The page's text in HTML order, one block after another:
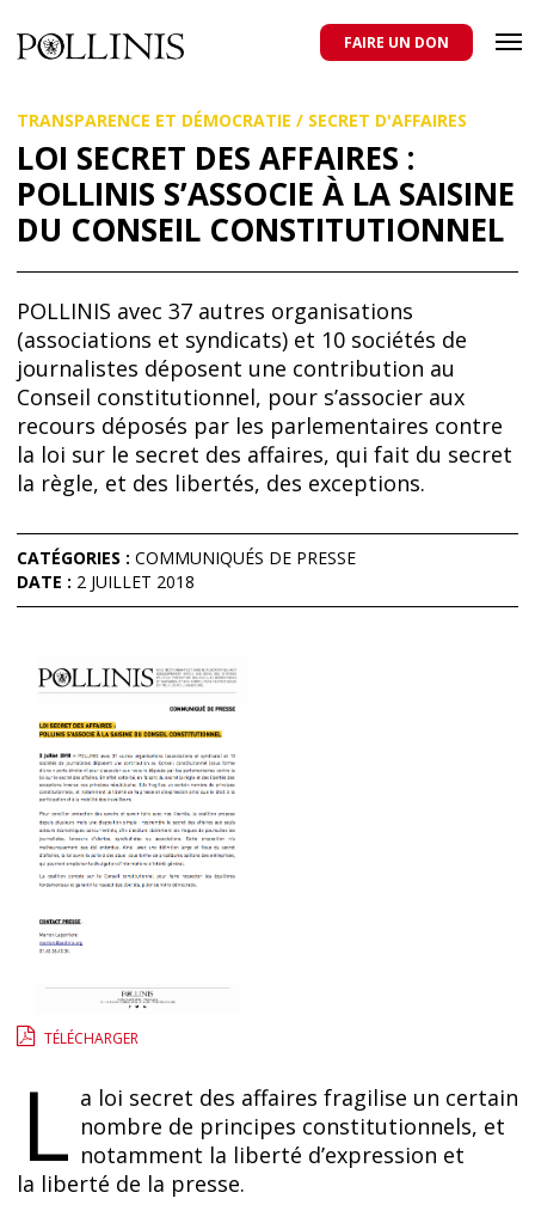
au
contenu
principal
domestiques et sauvages, et pour une agriculture qui respecte tous
les pollinisateurs
FAIRE UN DON
TRANSPARENCE ET DÉMOCRATIE / SECRET D'AFFAIRES
LOI SECRET DES AFFAIRES :
POLLINIS S’ASSOCIE À LA SAISINE
DU CONSEIL CONSTITUTIONNEL
POLLINIS avec 37 autres organisations
(associations et syndicats) et 10 sociétés de
journalistes déposent une contribution au
Conseil constitutionnel, pour s’associer aux
recours déposés par les parlementaires contre
la loi sur le secret des affaires, qui fait du secret
la règle, et des libertés, des exceptions.
CATÉGORIES : COMMUNIQUÉS DE PRESSE
DATE : 2 JUILLET 2018
TÉLÉCHARGER
L a loi secret des affaires fragilise un certain
nombre de principes constitutionnels, et
notamment la liberté d’expression et
la liberté de la presse.